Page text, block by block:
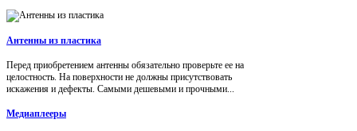
Антенны из пластика
Перед приобретением антенны обязательно проверьте ее на
целостность. На поверхности не должны присутствовать
искажения и дефекты. Самыми дешевыми и прочными...
Медиаплееры